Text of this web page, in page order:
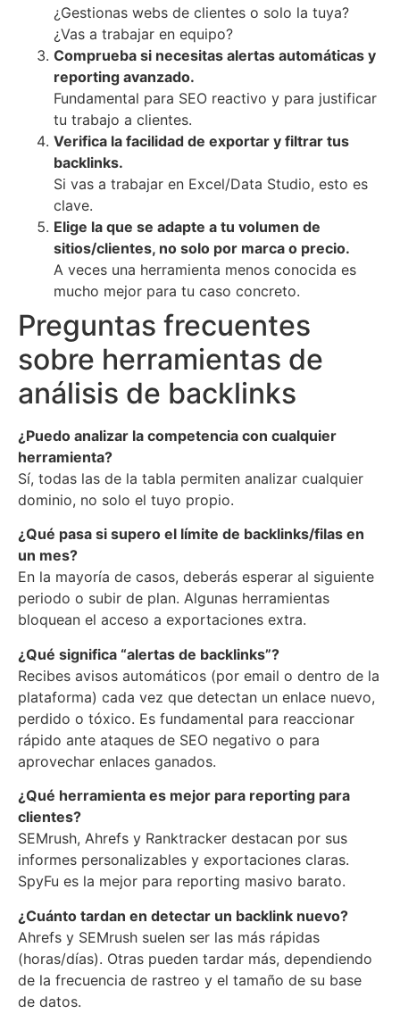
¿Gestionas webs de clientes o solo la tuya?
¿Vas a trabajar en equipo?
Comprueba si necesitas alertas automáticas y
reporting avanzado.
Fundamental para SEO reactivo y para justificar
tu trabajo a clientes.
Verifica la facilidad de exportar y filtrar tus
backlinks.
Si vas a trabajar en Excel/Data Studio, esto es
clave.
Elige la que se adapte a tu volumen de
sitios/clientes, no solo por marca o precio.
A veces una herramienta menos conocida es
mucho mejor para tu caso concreto.
Preguntas frecuentes
sobre herramientas de
análisis de backlinks
¿Puedo analizar la competencia con cualquier
herramienta?
Sí, todas las de la tabla permiten analizar cualquier
dominio, no solo el tuyo propio.
¿Qué pasa si supero el límite de backlinks/filas en
un mes?
En la mayoría de casos, deberás esperar al siguiente
periodo o subir de plan. Algunas herramientas
bloquean el acceso a exportaciones extra.
¿Qué significa “alertas de backlinks”?
Recibes avisos automáticos (por email o dentro de la
plataforma) cada vez que detectan un enlace nuevo,
perdido o tóxico. Es fundamental para reaccionar
rápido ante ataques de SEO negativo o para
aprovechar enlaces ganados.
¿Qué herramienta es mejor para reporting para
clientes?
SEMrush, Ahrefs y Ranktracker destacan por sus
informes personalizables y exportaciones claras.
SpyFu es la mejor para reporting masivo barato.
¿Cuánto tardan en detectar un backlink nuevo?
Ahrefs y SEMrush suelen ser las más rápidas
(horas/días). Otras pueden tardar más, dependiendo
de la frecuencia de rastreo y el tamaño de su base
de datos.